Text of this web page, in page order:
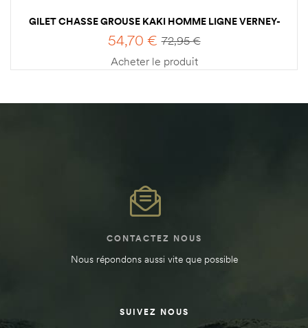
GILET CHASSE GROUSE KAKI HOMME LIGNE VERNEY-
CARRON72,95€
54,70€
Acheter le produit
CONTACTEZ NOUS
Nous répondons aussi vite que possible
SUIVEZ NOUS